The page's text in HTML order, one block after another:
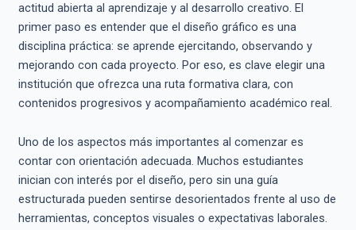
actitud abierta al aprendizaje y al desarrollo creativo. El
primer paso es entender que el diseño gráfico es una
disciplina práctica: se aprende ejercitando, observando y
mejorando con cada proyecto. Por eso, es clave elegir una
institución que ofrezca una ruta formativa clara, con
contenidos progresivos y acompañamiento académico real.
Uno de los aspectos más importantes al comenzar es
contar con orientación adecuada. Muchos estudiantes
inician con interés por el diseño, pero sin una guía
estructurada pueden sentirse desorientados frente al uso de
herramientas, conceptos visuales o expectativas laborales.